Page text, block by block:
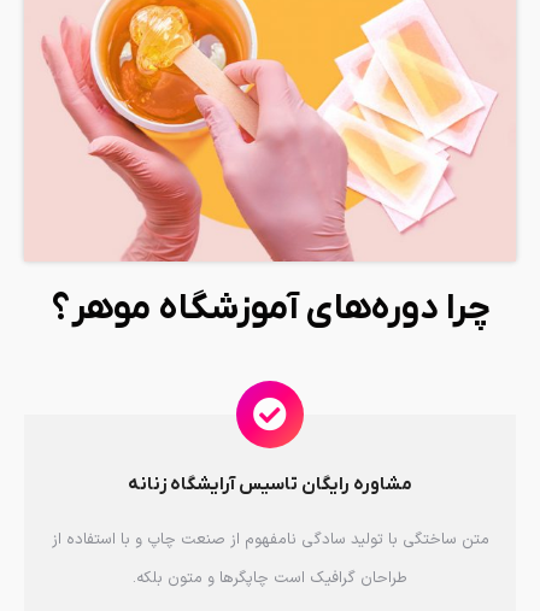
چرا دوره‌های آموزشگاه موهر؟
مشاوره رایگان تاسیس آرایشگاه زنانه
متن ساختگی با تولید سادگی نامفهوم از صنعت چاپ و با استفاده از
طراحان گرافیک است چاپگرها و متون بلکه.